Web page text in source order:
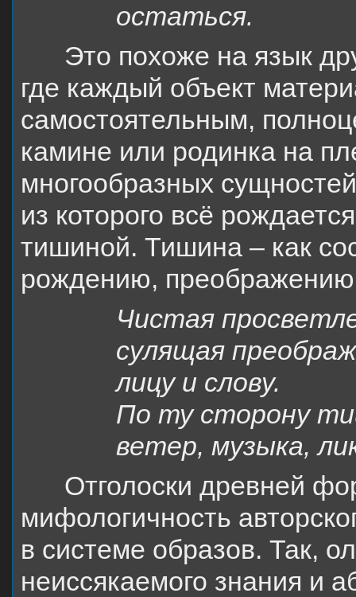
остаться.
Это похоже на язык
где каждый объект
самостоятельным,
камине или родинка на
многообразных
из которого всё
тишиной. Тишина – как
рождению, преображению
Чистая
сулящая
лицу и слову.
По ту сторону
ветер, музыка,
Отголоски древней
мифологичность
в системе образов. Так,
неиссякаемого знания и